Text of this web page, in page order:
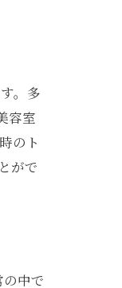
。多
容室
のト
がで
中で